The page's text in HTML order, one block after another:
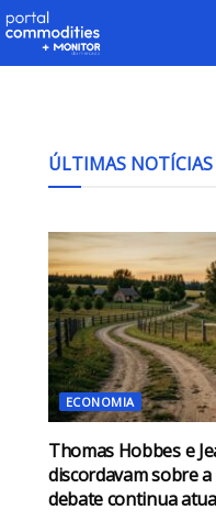
ÚLTIMAS NOTÍCIAS
ECONOMIA
Thomas Hobbes e
discordavam sobre
debate continua